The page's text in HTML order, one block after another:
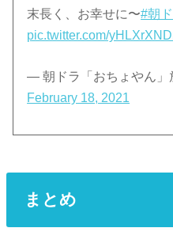
末長く、お幸せに〜#朝
pic.twitter.com/
— 朝ドラ「おちょやん」
February 18, 2021
まとめ